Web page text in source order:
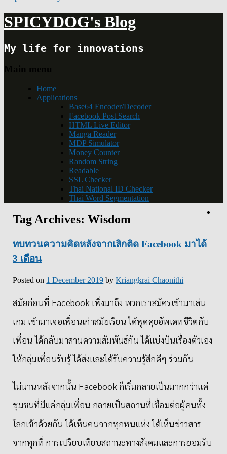
SPICYDOG's Blog
My life for innovations
Main menu
Home
Applications
Base64 Encoder/Decoder
Facebook Post Search
HTML Live Editor
Manga Reader
MDP Simulator
Money Counter
Random String
Readable
SSL Checker
Thai National ID Checker
Thai Word Segmentation
Tag Archives:Wisdom
ทบทวนความคิดหลังจากเลิกติด Facebook มาได้
3 เดือน
Posted on 1 December 2019 byKriangkrai Chaonithi
สมัยก่อนที่ Facebook เพิ่งมาถึง พวกเราสมัครเข้ามาเล่น
เกม เข้ามาเจอเพื่อนเก่าสมัยเรียน ได้พูดคุยอัพเดทชีวิตกับ
เพื่อน ได้กลับมาสานความสัมพันธ์กัน ได้แบ่งปันเรื่องตัวเอง
ให้กลุ่มเพื่อนรับรู้ ได้ส่งและได้รับความรู้สึกดีๆ ร่วมกัน
ไม่นานหลังจากนั้น Facebook ก็เริ่มกลายเป็นมากกว่าแค่
ชุมชนที่มีแค่กลุ่มเพื่อน กลายเป็นสถานที่เชื่อมต่อผู้คนทั้ง
โลกเข้าด้วยกัน ได้เห็นคนจากทุกหนแห่ง ได้เห็นข่าวสาร
จากทุกที่ การเปรียบเทียบสถานะทางสังคมและการยอมรับ